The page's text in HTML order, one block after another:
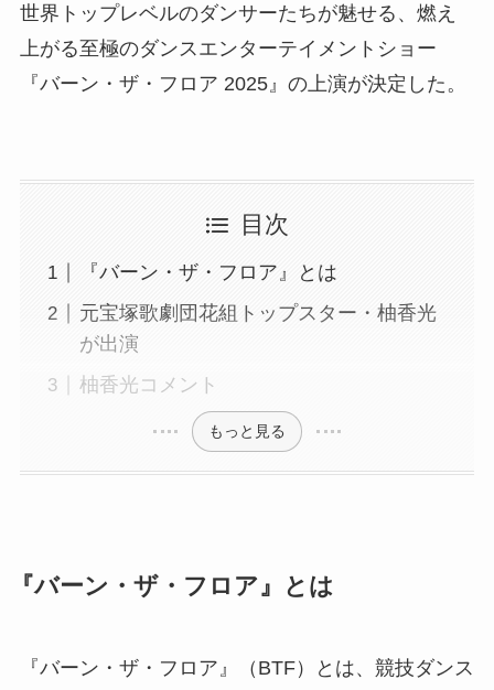
世界トップレベルのダンサーたちが魅せる、燃え
上がる至極のダンスエンターテイメントショー
『バーン・ザ・フロア 2025』の上演が決定した。
目次
『バーン・ザ・フロア』とは
元宝塚歌劇団花組トップスター・柚香光
が出演
柚香光コメント
もっと見る
『バーン・ザ・フロア』とは
『バーン・ザ・フロア』（BTF）とは、競技ダンス